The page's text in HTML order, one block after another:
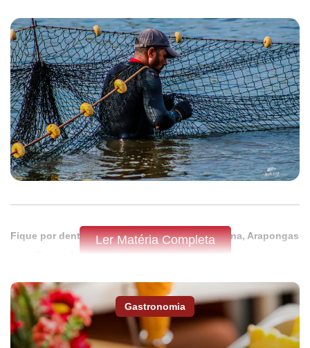
Fique por dentro do que acontece em Apucarana, Arapongas
assine a Tribuna do Norte.
Maior do Brasil, o Piso Regional do Paraná teve um novo
reajuste. O governador Carlos Massa Ratinho Junior assinou,
Ler Matéria Completa
Gastronomia